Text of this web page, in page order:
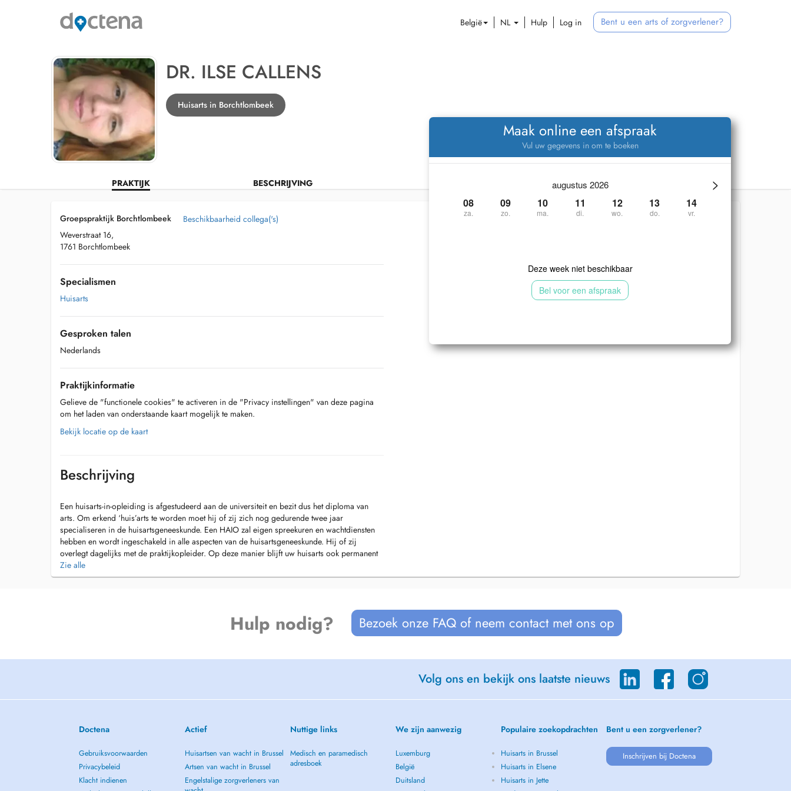
België NL Hulp Log in Bent u een arts of zorgverlener?
DR. ILSE CALLENS
Huisarts in Borchtlombeek
PRAKTIJK BESCHRIJVING
Maak online een afspraak
Vul uw gegevens in om te boeken
>
augustus 2026
08
za.
09
zo.
10
ma.
11
di.
12
wo.
13
do.
14
vr.
Deze week niet beschikbaar
Bel voor een afspraak
Groepspraktijk Borchtlombeek
Weverstraat 16,
1761 Borchtlombeek
Beschikbaarheid collega('s)
Specialismen
Huisarts
Gesproken talen
Nederlands
Praktijkinformatie
Gelieve de "functionele cookies" te activeren in de "Privacy instellingen" van deze pagina
om het laden van onderstaande kaart mogelijk te maken.
Bekijk locatie op de kaart
Beschrijving
Een huisarts-in-opleiding is afgestudeerd aan de universiteit en bezit dus het diploma van
arts. Om erkend ‘huis’arts te worden moet hij of zij zich nog gedurende twee jaar
specialiseren in de huisartsgeneeskunde. Een HAIO zal eigen spreekuren en wachtdiensten
hebben en wordt ingeschakeld in alle aspecten van de huisartsgeneeskunde. Hij of zij
overlegt dagelijks met de praktijkopleider. Op deze manier blijft uw huisarts ook permanent
op de hoogte van uw gezondheidstoestand.
Zie alle
Hulp nodig? Bezoek onze FAQ of neem contact met ons op
Volg ons en bekijk ons laatste nieuws
Doctena
Gebruiksvoorwaarden
Privacybeleid
Klacht indienen
Actief
Huisartsen van wacht in Brussel
Artsen van wacht in Brussel
Engelstalige zorgverleners van
Nuttige links
Medisch en paramedisch
adresboek
We zijn aanwezig
Luxemburg
België
Duitsland
Populaire zoekopdrachten
Huisarts in Brussel
Huisarts in Elsene
Huisarts in Jette
Bent u een zorgverlener?
Inschrijven bij Doctena